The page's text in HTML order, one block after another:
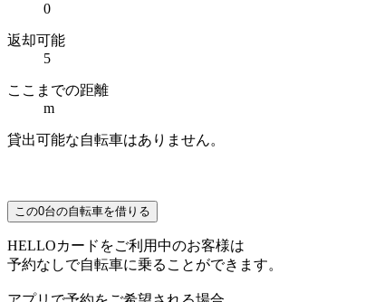
0
返却可能
5
ここまでの距離
m
貸出可能な自転車はありません。
この0台の自転車を借りる
HELLOカードをご利用中のお客様は
予約なしで自転車に乗ることができます。